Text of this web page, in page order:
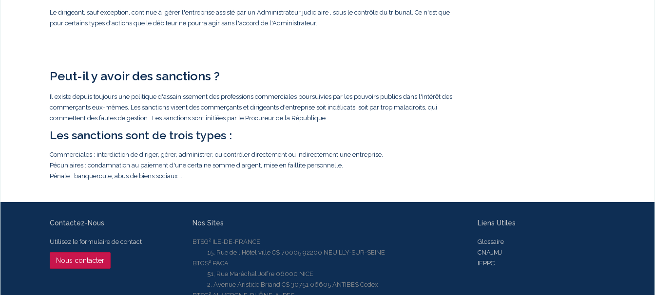
Le dirigeant, sauf exception, continue à gérer l'entreprise assisté par un Administrateur judiciaire , sous le contrôle du tribunal. Ce n'est que
pour certains types d'actions que le débiteur ne pourra agir sans l'accord de l'Administrateur.
Peut-il y avoir des sanctions ?
Il existe depuis toujours une politique d'assainissement des professions commerciales poursuivies par les pouvoirs publics dans l'intérêt des
commerçants eux-mêmes. Les sanctions visent des commerçants et dirigeants d'entreprise soit indélicats, soit par trop maladroits, qui
commettent des fautes de gestion . Les sanctions sont initiées par le Procureur de la République.
Les sanctions sont de trois types :
Commerciales : interdiction de diriger, gérer, administrer, ou contrôler directement ou indirectement une entreprise.
Pécuniaires : condamnation au paiement d'une certaine somme d'argent, mise en faillite personnelle.
Pénale : banqueroute, abus de biens sociaux ...
Contactez-Nous
Utilisez le formulaire de contact
Nous contacter
Nos Sites
BTSG² ILE-DE-FRANCE
15, Rue de l'Hôtel ville CS 70005 92200 NEUILLY-SUR-SEINE
BTGS² PACA
51, Rue Maréchal Joffre 06000 NICE
2, Avenue Aristide Briand CS 30751 06605 ANTIBES Cedex
Liens Utiles
Glossaire
CNAJMJ
IFPPC